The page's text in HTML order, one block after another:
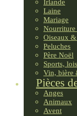
Irlande
Laine
Mariage
Nourriture
Oiseaux
Peluches
Père Noël
Sports,
Vin, bière
Pièces
Anges
Animaux
Avent